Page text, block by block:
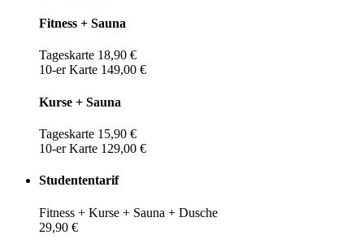
Fitness + Sauna
Tageskarte 18,90 €
10-er Karte 149,00 €
Kurse + Sauna
Tageskarte 15,90 €
10-er Karte 129,00 €
Studententarif
Fitness + Kurse + Sauna + Dusche
29,90 €